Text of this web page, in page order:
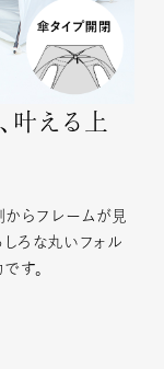
叶える上
らフレームが見
しろな丸いフォル
す。